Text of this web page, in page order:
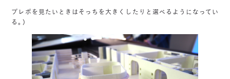
プレボを見たいときはそっちを大きくしたりと選べるようになってい
る。）